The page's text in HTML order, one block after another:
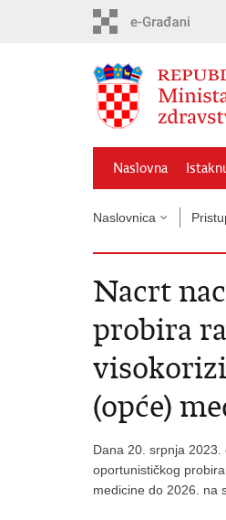
Naslovna
Naslovnica
Nacrt
probira
(opće)
Dana 20. srpnja
oportunističkog
medicine do 2026. na